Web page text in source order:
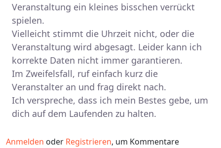
Veranstaltung ein kleines bisschen verrückt
spielen.
Vielleicht stimmt die Uhrzeit nicht, oder die
Veranstaltung wird abgesagt. Leider kann ich
korrekte Daten nicht immer garantieren.
Im Zweifelsfall, ruf einfach kurz die
Veranstalter an und frag direkt nach.
Ich verspreche, dass ich mein Bestes gebe, um
dich auf dem Laufenden zu halten.
Anmelden oder Registrieren, um Kommentare